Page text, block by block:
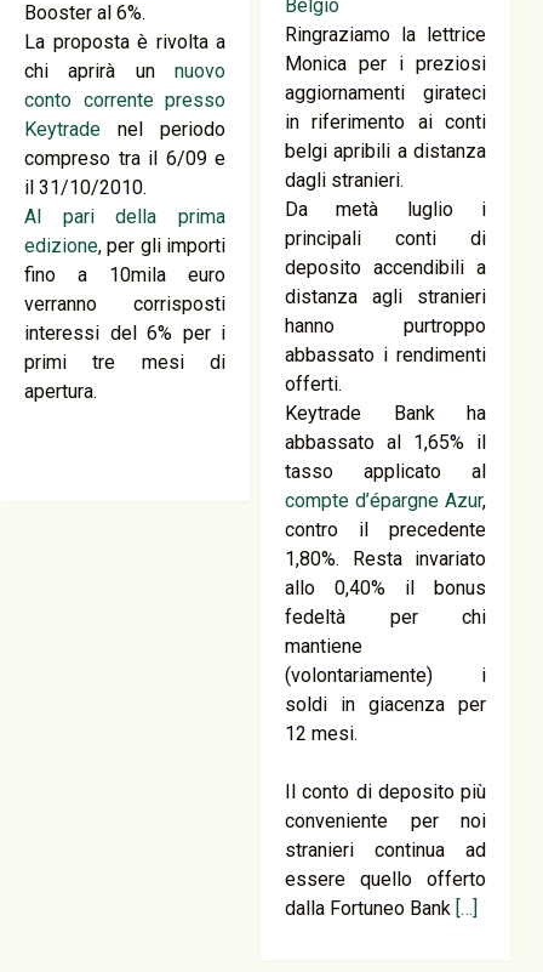
Booster al 6%.
La proposta è rivolta a
chi aprirà unnuovo
conto corrente presso
Keytrade nel periodo
compreso tra il 6/09 e
il 31/10/2010.
Al pari della prima
edizione, per gli importi
fino a 10mila euro
verranno corrisposti
interessi del 6% per i
primi tre mesi di
apertura.
Ringraziamo la lettrice
Monica per i preziosi
aggiornamenti girateci
in riferimento ai conti
belgi apribili a distanza
dagli stranieri.
Da metà luglio i
principali conti di
deposito accendibili a
distanza agli stranieri
hanno purtroppo
abbassato i rendimenti
offerti.
Keytrade Bank ha
abbassato al 1,65% il
tasso applicato al
compte d’épargne Azur,
contro il precedente
1,80%. Resta invariato
allo 0,40% il bonus
fedeltà per chi
mantiene
(volontariamente) i
soldi in giacenza per
12 mesi.
Il conto di deposito più
conveniente per noi
stranieri continua ad
essere quello offerto
dalla Fortuneo Bank […]